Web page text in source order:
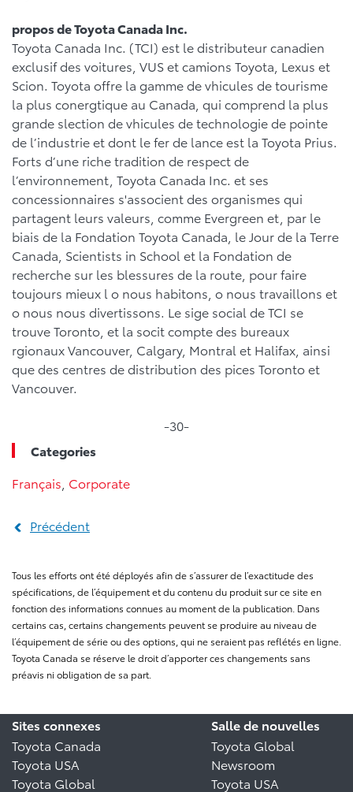
propos de Toyota Canada Inc.
Toyota Canada Inc. (TCI) est le distributeur canadien
exclusif des voitures, VUS et camions Toyota, Lexus et
Scion. Toyota offre la gamme de vhicules de tourisme
la plus conergtique au Canada, qui comprend la plus
grande slection de vhicules de technologie de pointe
de l’industrie et dont le fer de lance est la Toyota Prius.
Forts d’une riche tradition de respect de
l’environnement, Toyota Canada Inc. et ses
concessionnaires s'associent des organismes qui
partagent leurs valeurs, comme Evergreen et, par le
biais de la Fondation Toyota Canada, le Jour de la Terre
Canada, Scientists in School et la Fondation de
recherche sur les blessures de la route, pour faire
toujours mieux l o nous habitons, o nous travaillons et
o nous nous divertissons. Le sige social de TCI se
trouve Toronto, et la socit compte des bureaux
rgionaux Vancouver, Calgary, Montral et Halifax, ainsi
que des centres de distribution des pices Toronto et
Vancouver.
-30-
Categories
Français Corporate
Précédent
Tous les efforts ont été déployés afin de s’assurer de l’exactitude des
spécifications, de l’équipement et du contenu du produit sur ce site en
fonction des informations connues au moment de la publication. Dans
certains cas, certains changements peuvent se produire au niveau de
l’équipement de série ou des options, qui ne seraient pas reflétés en ligne.
Toyota Canada se réserve le droit d’apporter ces changements sans
préavis ni obligation de sa part.
Sites connexes
Toyota Canada
Toyota USA
Toyota Global
Salle de nouvelles
Toyota Global
Newsroom
Toyota USA